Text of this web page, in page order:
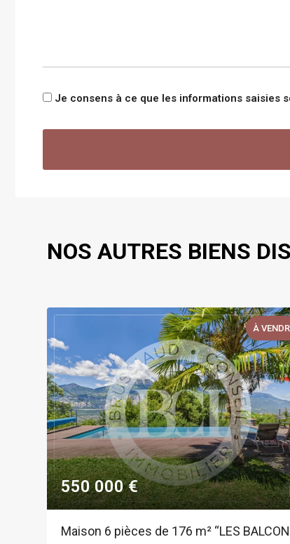
Je consens à ce que les informations saisies
NOS AUTRES BIENS
À
550 000 €